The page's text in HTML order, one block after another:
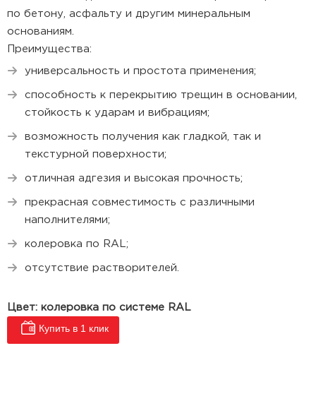
по бетону, асфальту и другим минеральным
основаниям.
Преимущества:
универсальность и простота применения;
способность к перекрытию трещин в основании,
стойкость к ударам и вибрациям;
возможность получения как гладкой, так и
текстурной поверхности;
отличная адгезия и высокая прочность;
прекрасная совместимость с различными
наполнителями;
колеровка по RAL;
отсутствие растворителей.
Цвет: колеровка по системе RAL
Купить в 1 клик